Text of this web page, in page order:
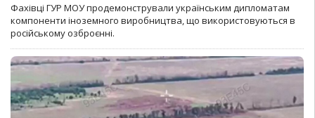
Фахівці ГУР МОУ продемонстрували українським дипломатам
компоненти іноземного виробництва, що використовуються в
російському озброєнні.